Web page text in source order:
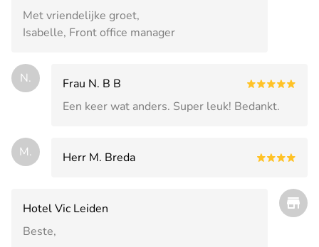
Met vriendelijke groet,
Isabelle, Front office manager
N.
Frau N. B B
Een keer wat anders. Super leuk! Bedankt.
M. Herr M. Breda
Hotel Vic Leiden
Beste,